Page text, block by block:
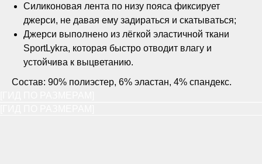
Силиконовая лента по низу пояса фиксирует
джерси, не давая ему задираться и скатываться;
Джерси выполнено из лёгкой эластичной ткани
SportLykra, которая быстро отводит влагу и
устойчива к выцветанию.
Состав: 90% полиэстер, 6% эластан, 4% спандекс.